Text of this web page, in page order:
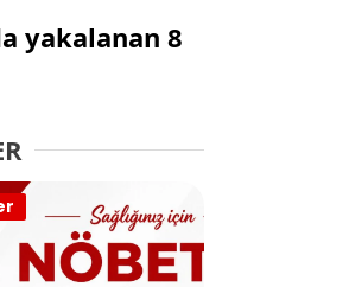
yakalanan 8